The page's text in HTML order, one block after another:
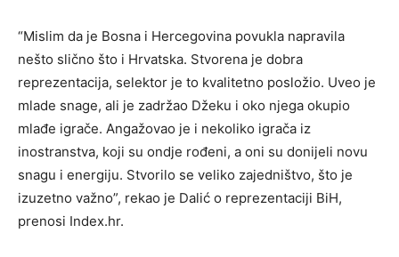
“Mislim da je Bosna i Hercegovina povukla napravila
nešto slično što i Hrvatska. Stvorena je dobra
reprezentacija, selektor je to kvalitetno posložio. Uveo je
mlade snage, ali je zadržao Džeku i oko njega okupio
mlađe igrače. Angažovao je i nekoliko igrača iz
inostranstva, koji su ondje rođeni, a oni su donijeli novu
snagu i energiju. Stvorilo se veliko zajedništvo, što je
izuzetno važno”, rekao je Dalić o reprezentaciji BiH,
prenosi Index.hr.